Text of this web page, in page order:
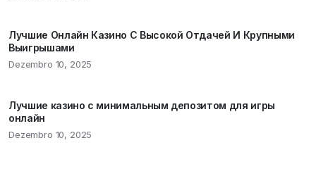
Лучшие Онлайн Казино С Высокой Отдачей И Крупными
Выигрышами
Dezembro 10, 2025
Лучшие казино с минимальным депозитом для игры
онлайн
Dezembro 10, 2025